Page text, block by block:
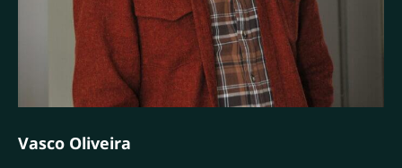
Vasco Oliveira